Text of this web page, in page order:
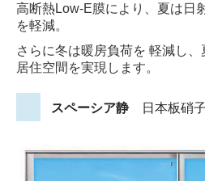
高断熱Low-E膜により、夏は日
を軽減。
さらに冬は暖房負荷を 軽減し
居住空間を実現します。
スペーシア静 日本板硝